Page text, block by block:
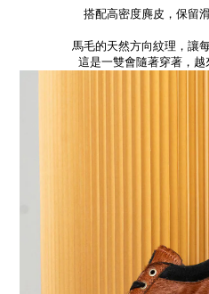
搭配高密度麂皮，保留
馬毛的天然方向紋理，讓
這是一雙會隨著穿著，越